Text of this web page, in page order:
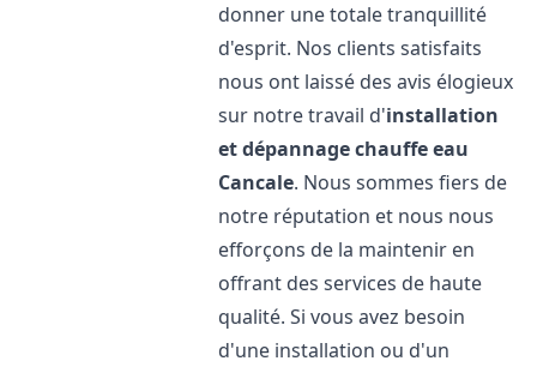
donner une totale tranquillité
d'esprit. Nos clients satisfaits
nous ont laissé des avis élogieux
sur notre travail d'installation
et dépannage chauffe eau
Cancale. Nous sommes fiers de
notre réputation et nous nous
efforçons de la maintenir en
offrant des services de haute
qualité. Si vous avez besoin
d'une installation ou d'un